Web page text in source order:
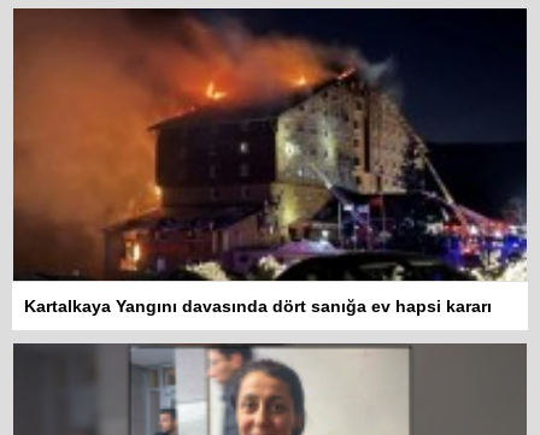
Kartalkaya Yangını davasında dört sanığa ev hapsi kararı